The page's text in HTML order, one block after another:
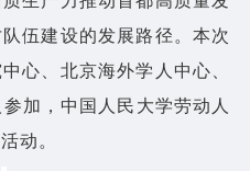
伍建设的发展路径。本次
心、北京海外学人中心、
加，中国人民大学劳动人
动。